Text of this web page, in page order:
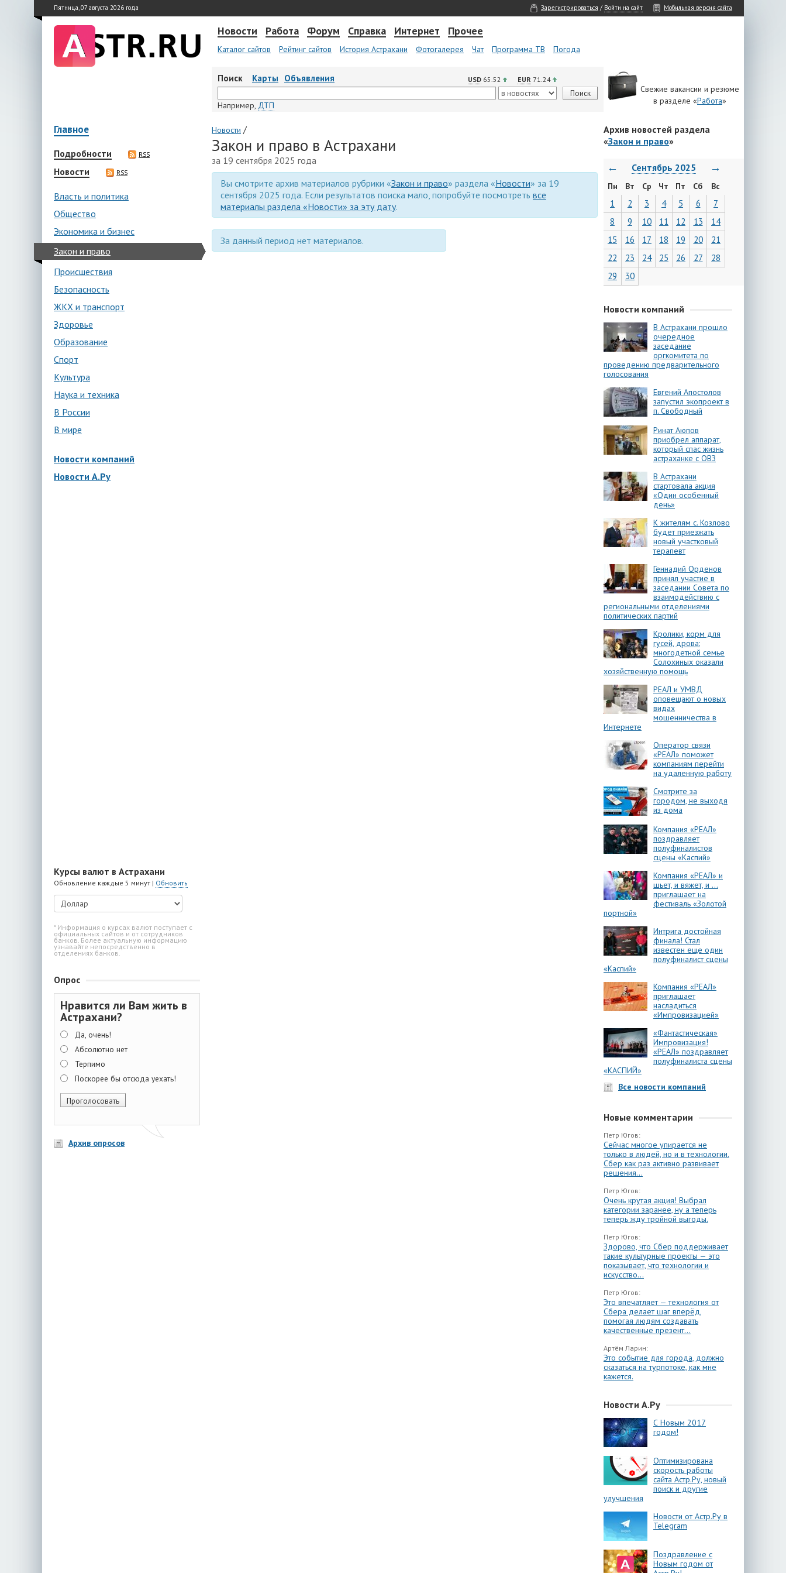
Пятница, 07 августа 2026 года Зарегистрироваться / Войти на сайт Мобильная версия сайта
Новости Работа Форум Справка Интернет Прочее
Каталог сайтов Рейтинг сайтов История Астрахани Фотогалерея Чат Программа ТВ Погода
Поиск Карты Объявления USD 65.52 EUR 71.24
Например, ДТП
Свежие вакансии и резюме
в разделе «Работа»
Главное
Подробности RSS
Новости RSS
Власть и политика
Общество
Экономика и бизнес
Закон и право
Происшествия
Безопасность
ЖКХ и транспорт
Здоровье
Образование
Спорт
Культура
Наука и техника
В России
В мире
Новости компаний
Новости А.Ру
Курсы валют в Астрахани
Обновление каждые 5 минут | Обновить
* Информация о курсах валют поступает с
официальных сайтов и от сотрудников
банков. Более актуальную информацию
узнавайте непосредственно в
отделениях банков.
Опрос
Нравится ли Вам жить в
Астрахани?
Да, очень!
Абсолютно нет
Терпимо
Поскорее бы отсюда уехать!
Архив опросов
Новости /
Закон и право в Астрахани
за 19 сентября 2025 года
Вы смотрите архив материалов рубрики «Закон и право» раздела «Новости» за 19
сентября 2025 года. Если результатов поиска мало, попробуйте посмотреть все
материалы раздела «Новости» за эту дату.
За данный период нет материалов.
Архив новостей раздела
«Закон и право»
← Сентябрь 2025 →
Пн Вт Ср Чт Пт Сб Вс
1 2 3 4 5 6
7
8
9 10 11 12 13
14
15
16 17 18 19 20
21
22
23 24 25 26 27
28
29
30
Новости компаний
В Астрахани прошло
очередное
заседание
оргкомитета по
проведению предварительного
голосования
Евгений Апостолов
запустил экопроект в
п. Свободный
Ринат Аюпов
приобрел аппарат,
который спас жизнь
астраханке с ОВЗ
В Астрахани
стартовала акция
«Один особенный
день»
К жителям с. Козлово
будет приезжать
новый участковый
терапевт
Геннадий Орденов
принял участие в
заседании Совета по
взаимодействию с
региональными отделениями
политических партий
Кролики, корм для
гусей, дрова:
многодетной семье
Солохиных оказали
хозяйственную помощь
РЕАЛ и УМВД
оповещают о новых
видах
мошенничества в
Интернете
Оператор связи
«РЕАЛ» поможет
компаниям перейти
на удаленную работу
Смотрите за
городом, не выходя
из дома
Компания «РЕАЛ»
поздравляет
полуфиналистов
сцены «Каспий»
Компания «РЕАЛ» и
шьет, и вяжет, и …
приглашает на
фестиваль «Золотой
портной»
Интрига достойная
финала! Стал
известен еще один
полуфиналист сцены
«Каспий»
Компания «РЕАЛ»
приглашает
насладиться
«Импровизацией»
«Фантастическая»
Импровизация!
«РЕАЛ» поздравляет
полуфиналиста сцены
«КАСПИЙ»
Все новости компаний
Новые комментарии
Петр Югов:
Сейчас многое упирается не
только в людей, но и в технологии.
Сбер как раз активно развивает
решения...
Петр Югов:
Очень крутая акция! Выбрал
категории заранее, ну а теперь
теперь жду тройной выгоды.
Петр Югов:
Здорово, что Сбер поддерживает
такие культурные проекты — это
показывает, что технологии и
искусство...
Петр Югов:
Это впечатляет — технология от
Сбера делает шаг вперёд,
помогая людям создавать
качественные презент...
Артём Ларин:
Это событие для города, должно
сказаться на турпотоке, как мне
кажется.
Новости А.Ру
С Новым 2017
годом!
Оптимизирована
скорость работы
сайта Астр.Ру, новый
поиск и другие
улучшения
Новости от Астр.Ру в
Telegram
Поздравление с
Новым годом от